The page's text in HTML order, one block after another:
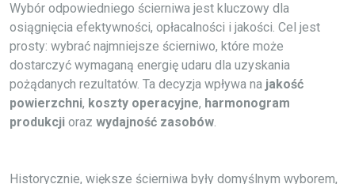
Wybór odpowiedniego ścierniwa jest kluczowy dla
osiągnięcia efektywności, opłacalności i jakości. Cel jest
prosty: wybrać najmniejsze ścierniwo, które może
dostarczyć wymaganą energię udaru dla uzyskania
pożądanych rezultatów. Ta decyzja wpływa na jakość
powierzchni, koszty operacyjne, harmonogram
produkcji oraz wydajność zasobów.
Historycznie, większe ścierniwa były domyślnym wyborem,